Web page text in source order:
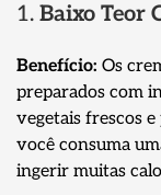
1. Baixo Teor
Benefício: Os
preparados com
vegetais frescos
você consuma
ingerir muitas